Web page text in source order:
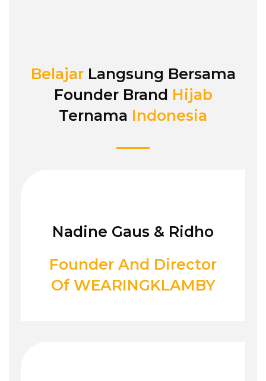
BelajarLangsung Bersama
Founder Brand Hijab
Ternama Indonesia
Nadine Gaus & Ridho
Founder And Director
Of WEARINGKLAMBY